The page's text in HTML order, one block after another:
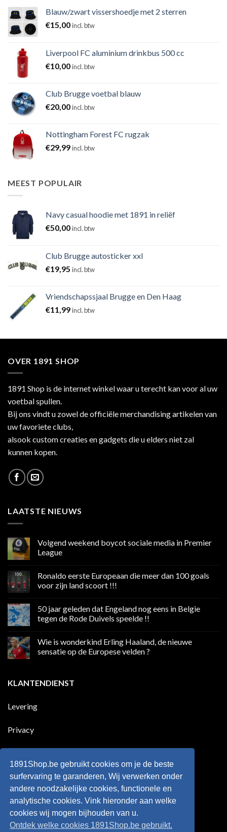
Blauw/zwart vissershoedje met 2 sterren
€15,00incl. btw
Liverpool FC aluminium drinkbus 500 cc
€10,00incl. btw
Club Brugge voetbal blauw
€20,00incl. btw
Nottingham Forest FC rugzak
€29,99incl. btw
MEEST POPULAIR
Navy casual hoodie met 1891 in reliëf
€50,00incl. btw
Club Brugge autosticker xxl
€19,95 incl. btw
Vriendschapssjaal Brugge en Den Haag
€11,99incl. btw
OVER 1891 SHOP
1891 Shop is de internet winkel waar u terecht kan voor al uw
voetbal spullen.
Bij ons vindt u zowel de officiële merchandising artikelen van
uw favoriete clubs,
alsook custom creaties en gadgets die u elders niet zal
kunnen kopen.
LAATSTE NIEUWS
Volgend weekend boycot sociale media in Premier
League
op
weekend
media
in
Premier
Ronaldo eerste Europeaan die meer dan 100 goals
voor zijn land scoort !!!
op
Ronaldo
eerste
meer
100
land
scoort
50 jaar geleden dat Engeland nog eens in Belgie
tegen de Rode Duivels speelde !!
op
jaar
nog
eens
tegen
Wie is wonderkind Erling Haaland, de nieuwe
sensatie op de Europese velden ?
Wie
is
Haaland,
Europese
KLANTENDIENST
Levering
Privacy
Retourneren
Algemene voorwaarden
1891Shop.be gebruikt cookies om je de beste
surfervaring te garanderen, Wij verwerken onder
andere noodzakelijke cookies, functionele en
analytische cookies. Vink hieronder aan welke
cookies wij mogen bijhouden van u.
Ontdek welke cookies 1891Shop.be gebruikt.